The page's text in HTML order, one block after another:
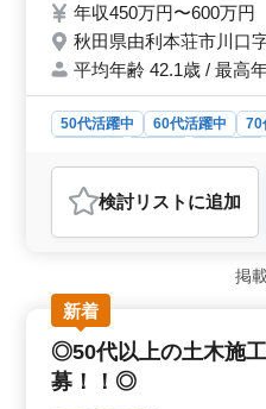
施工管理技
業着支給
管理業務経
年収450万円〜600万円
秋田県由利本荘市川口
平均年齢 42.1歳 / 最高
50代活躍中 60代活躍中 70
おすすめポイント
＜60代以上急募企業＞ 経
応募をお待ちしています。
ています。当社では長年の
供しています。 ＜建築
建築施工管理業務の経験が5
また、CADの使用経験や2
をお持ちの方は、さらに活
た環境で、さらなるキャ
検討リスト に追加
掲
新着
◎50代以上の土木施
募！！◎